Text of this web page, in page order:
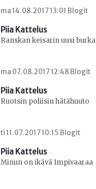
ma 14.08.2017 13:01 Blogit
Piia Kattelus
Ranskan keisarin uusi burka
ma 07.08.2017 12:48 Blogit
Piia Kattelus
Ruotsin poliisin hätähuuto
ti 11.07.2017 10:15 Blogit
Piia Kattelus
Minun on ikävä Impivaaraa